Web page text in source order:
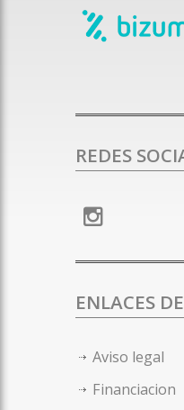
REDES
ENLACES
Aviso legal
Financiacion